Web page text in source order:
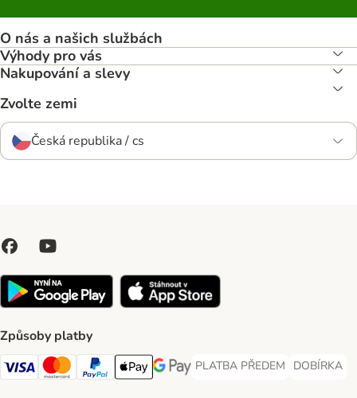
O nás a našich službách
Výhody pro vás
Nakupování a slevy
Zvolte zemi
Česká republika / cs
Způsoby platby
Visa Payment Method
Mastercard Payment Method
PayPal Payment Method
Apple pay Payment Method
GooglePay Payment Method
PLATBA PŘEDEM
PLATBA PŘEDEM Payment
DOBÍRKA
DOBÍRKA